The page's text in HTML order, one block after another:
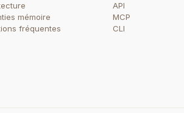
mémoire
fréquentes
API
MCP
CLI